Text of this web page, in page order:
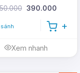
chúng ta trang
lượng mặt trời
điện rườm rà, có
390.000
Xem nhanh